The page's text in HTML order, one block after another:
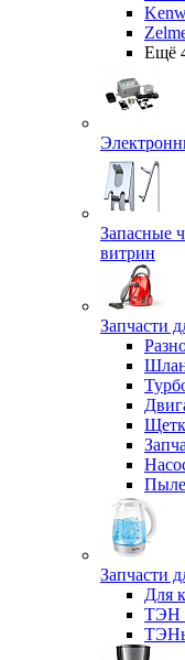
Ещё
Запасные
витрин
Запчасти
Запчасти
Для
ТЭН